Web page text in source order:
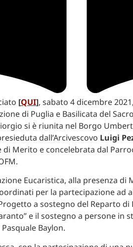
[QUI], sabato 4 dicembre
di Puglia e Basilicata del
si è riunita nel Borgo
dall’Arcivescovo Luigi
di Merito e concelebrata dal
Eucaristica, alla presenza di
per la partecipazione ad
a sostegno del Reparto
e il sostegno a persone in
Baylon.